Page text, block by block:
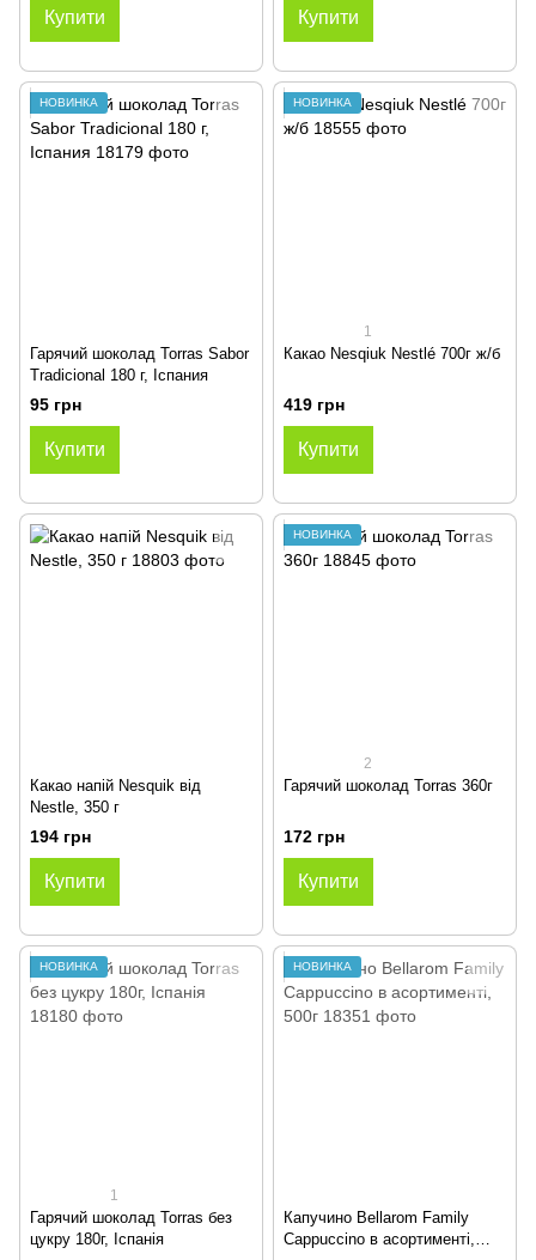
Купити Купити
НОВИНКА
Гарячий шоколад Torras Sabor
Tradicional 180 г, Іспания
95 грн
Купити
НОВИНКА
1
Какао Nesqiuk Nestlé 700г ж/б
419 грн
Купити
Какао напій Nesquik від
Nestle, 350 г
194 грн
Купити
НОВИНКА
2
Гарячий шоколад Torras 360г
172 грн
Купити
НОВИНКА
1
Гарячий шоколад Torras без
цукру 180г, Іспанія
НОВИНКА
Капучино Bellarom Family
Cappuccino в асортименті,